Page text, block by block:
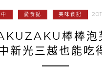
愛食記 美味食記
棒棒
新光三越也能吃